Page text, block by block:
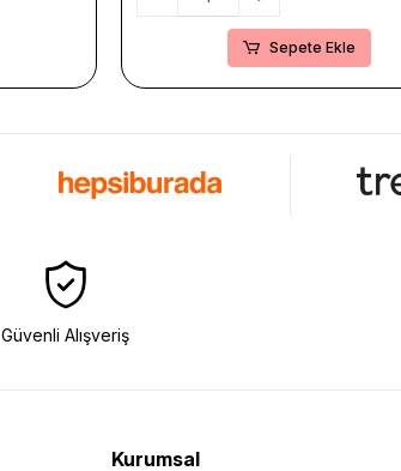
Sepete Ekle
Güvenli Alışveriş
Kurumsal